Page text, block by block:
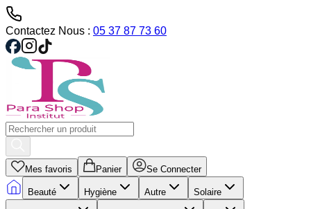
Contactez Nous : 05 37 87 73 60
Mes favoris Panier Se Connecter
Beauté Hygiène Autre Solaire